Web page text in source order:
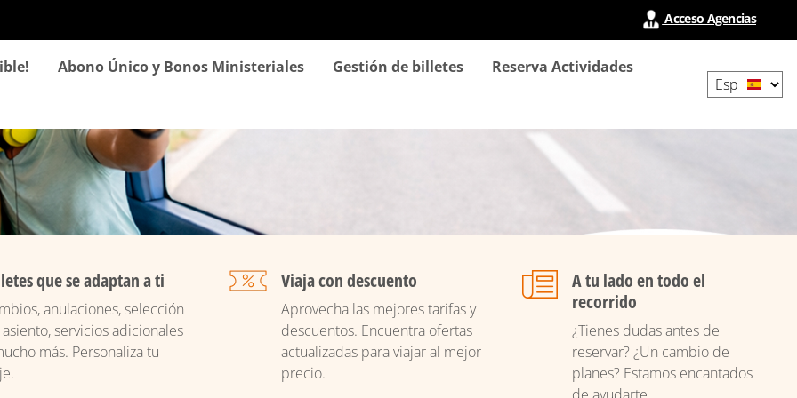
contenido
Acceso Agencias
Abono Único y Bonos Ministeriales Gestión de billetes
Reserva Actividades
your
que se adaptan a ti
anulaciones, selección
servicios adicionales
más. Personaliza tu
Viaja con descuento
Aprovecha las mejores tarifas y
descuentos. Encuentra ofertas
actualizadas para viajar al mejor
precio.
A tu lado en todo el
recorrido
¿Tienes dudas antes de
reservar? ¿Un cambio de
planes? Estamos encantados